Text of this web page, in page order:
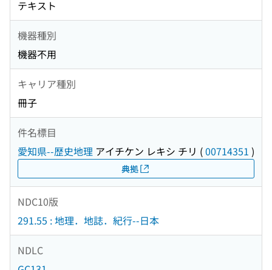
テキスト
機器種別
機器不用
キャリア種別
冊子
件名標目
愛知県--歴史地理 アイチケン レキシ チリ (00714351 )
典拠
NDC10版
291.55 : 地理．地誌．紀行--日本
NDLC